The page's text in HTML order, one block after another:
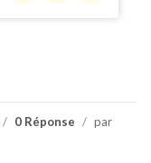
/ 0 Réponse / par